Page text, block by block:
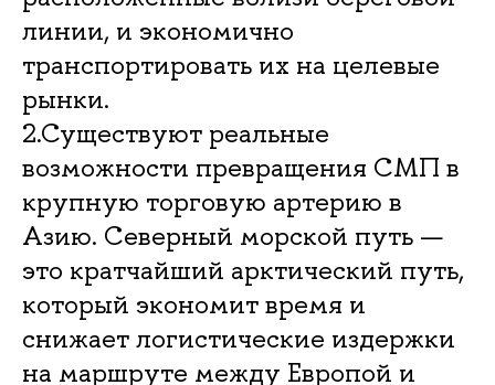
линии, и экономично
транспортировать их на целевые
рынки.
2.Существуют реальные
возможности превращения СМП в
крупную торговую артерию в
Азию. Северный морской путь —
это кратчайший арктический путь,
который экономит время и
снижает логистические издержки
на маршруте между Европой и